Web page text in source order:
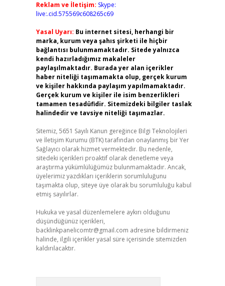
Reklam ve İletişim: Skype:
live:.cid.575569c608265c69
Yasal Uyarı: Bu internet sitesi, herhangi bir
marka, kurum veya şahıs şirketi ile hiçbir
bağlantısı bulunmamaktadır. Sitede yalnızca
kendi hazırladığımız makaleler
paylaşılmaktadır. Burada yer alan içerikler
haber niteliği taşımamakta olup, gerçek kurum
ve kişiler hakkında paylaşım yapılmamaktadır.
Gerçek kurum ve kişiler ile isim benzerlikleri
tamamen tesadüfidir. Sitemizdeki bilgiler taslak
halindedir ve tavsiye niteliği taşımazlar.
Sitemiz, 5651 Sayılı Kanun gereğince Bilgi Teknolojileri
ve İletişim Kurumu (BTK) tarafından onaylanmış bir Yer
Sağlayıcı olarak hizmet vermektedir. Bu nedenle,
sitedeki içerikleri proaktif olarak denetleme veya
araştırma yükümlülüğümüz bulunmamaktadır. Ancak,
üyelerimiz yazdıkları içeriklerin sorumluluğunu
taşımakta olup, siteye üye olarak bu sorumluluğu kabul
etmiş sayılırlar.
Hukuka ve yasal düzenlemelere aykırı olduğunu
düşündüğünüz içerikleri,
backlinkpanelicomtr@gmail.com adresine bildirmeniz
halinde, ilgili içerikler yasal süre içerisinde sitemizden
kaldırılacaktır.